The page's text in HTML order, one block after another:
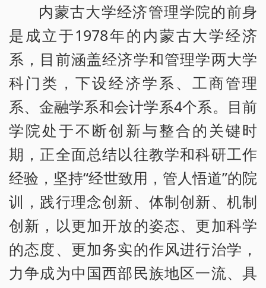
内蒙古大学经济管理学院的前身
是成立于1978年的内蒙古大学经济
系，目前涵盖经济学和管理学两大学
科门类，下设经济学系、工商管理
系、金融学系和会计学系4个系。目前
学院处于不断创新与整合的关键时
期，正全面总结以往教学和科研工作
经验，坚持“经世致用，管人悟道”的院
训，践行理念创新、体制创新、机制
创新，以更加开放的姿态、更加科学
的态度、更加务实的作风进行治学，
力争成为中国西部民族地区一流、具